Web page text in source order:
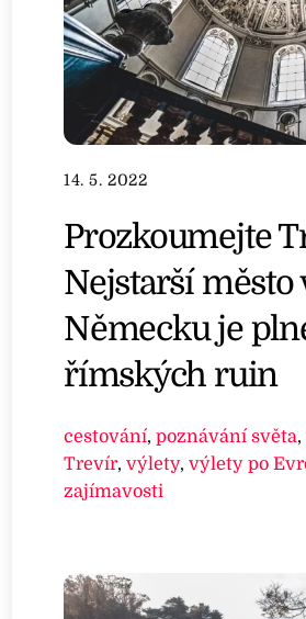
14. 5. 2022
Prozkoumejte
Nejstarší město
Německu je
římských ruin
cestování,poznávání světa,
Trevír,výlety,výlety po
zajímavosti